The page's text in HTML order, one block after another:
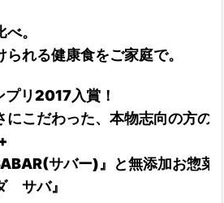
。
れる健康食をご家庭で。
リ2017入賞！
にこだわった、本物志向の方
サバー)』と無添加お惣菜
サバ』